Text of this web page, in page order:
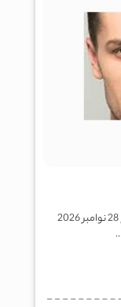
نشست جراحی بینی RBSPS این نشست در تاریخ 28 نوامبر 2026